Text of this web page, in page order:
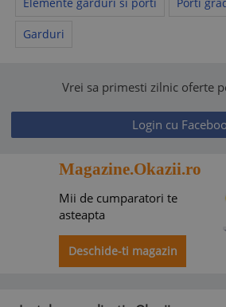
Garduri
Vrei sa primesti zilnic oferte
Login cu
Magazine.Okazii.ro
Mii de cumparatori te
asteapta
Deschide-ti magazin